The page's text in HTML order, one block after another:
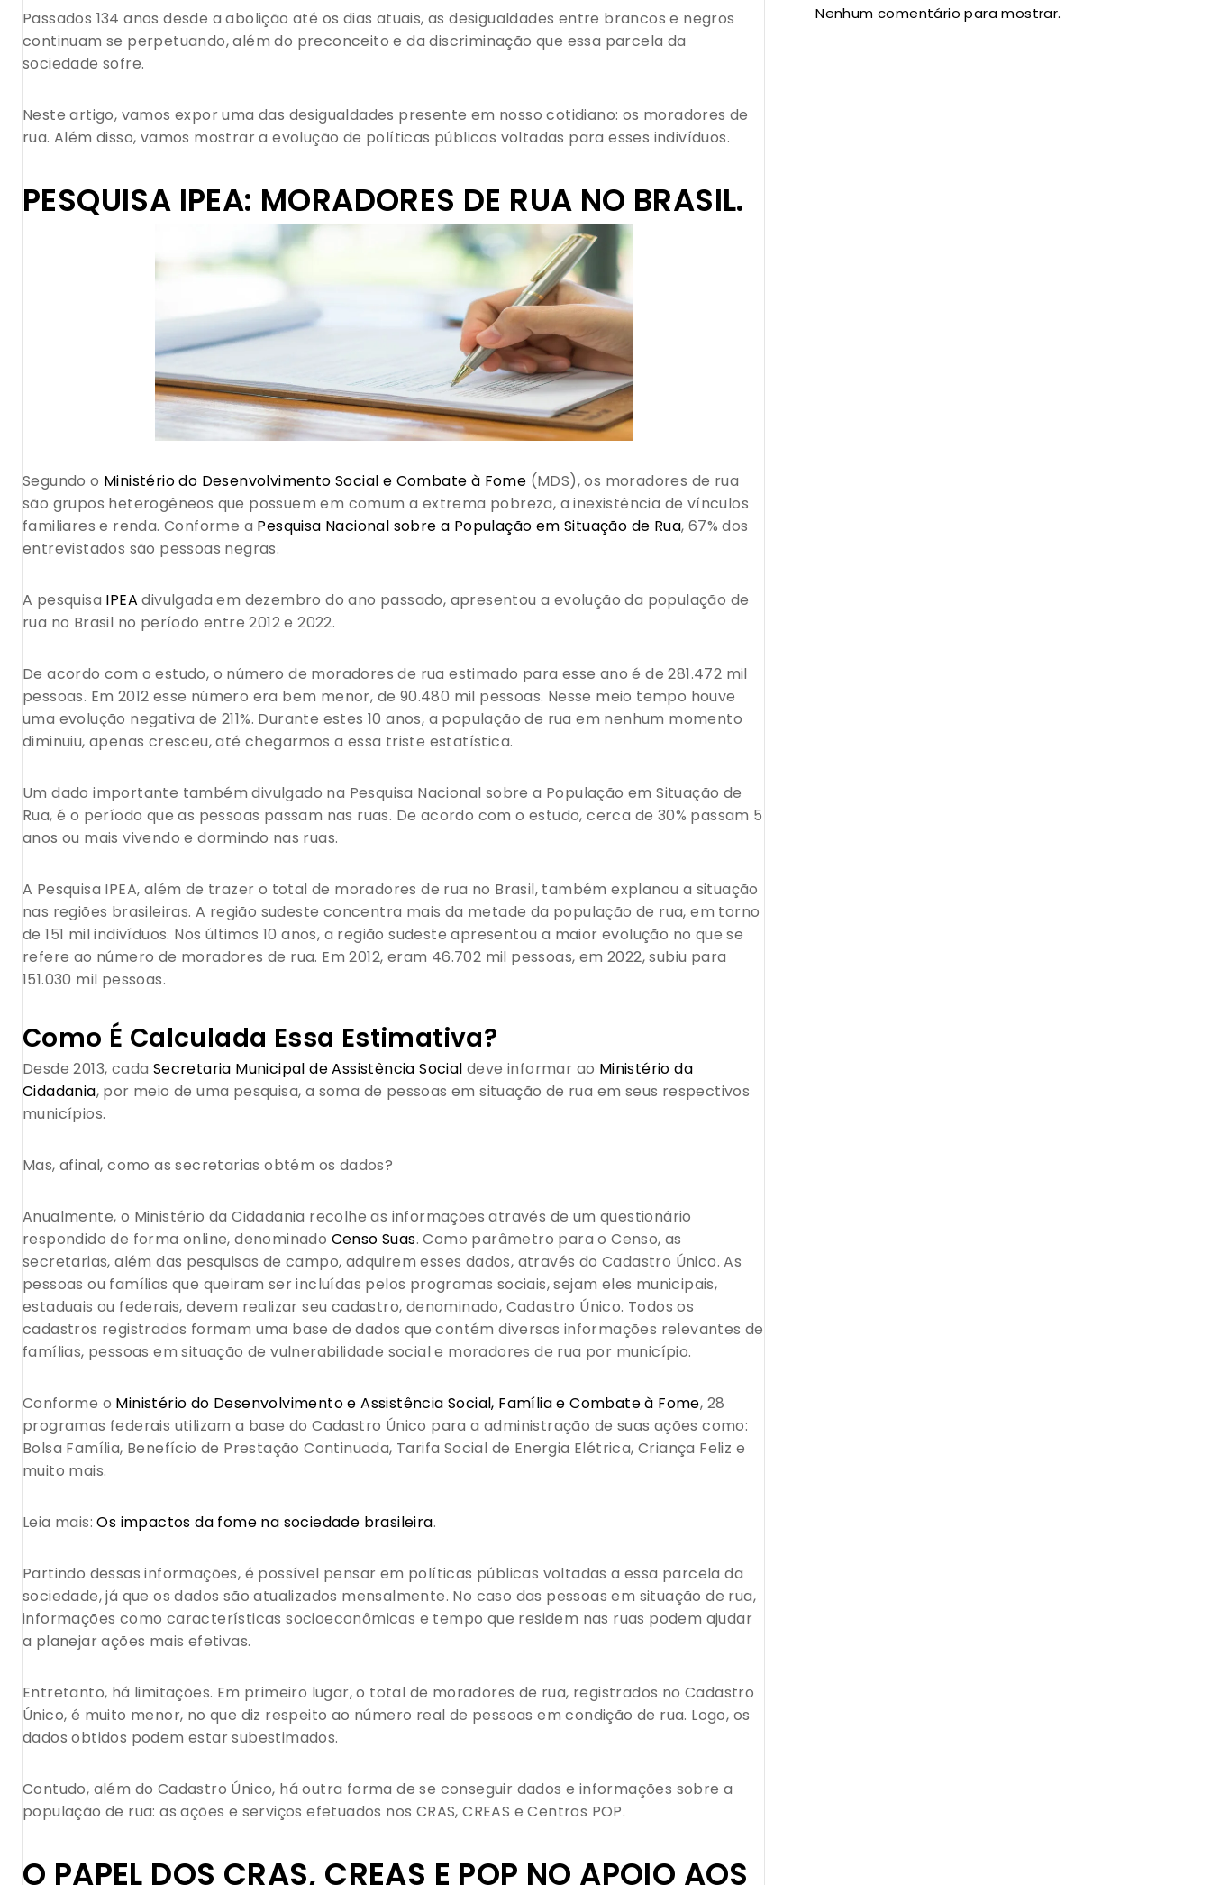
Passados 134 anos desde a abolição até os dias atuais, as desigualdades entre brancos e negros
continuam se perpetuando, além do preconceito e da discriminação que essa parcela da
sociedade sofre.
Neste artigo, vamos expor uma das desigualdades presente em nosso cotidiano: os moradores de
rua. Além disso, vamos mostrar a evolução de políticas públicas voltadas para esses indivíduos.
PESQUISA IPEA: MORADORES DE RUA NO BRASIL.
Segundo o Ministério do Desenvolvimento Social e Combate à Fome (MDS), os moradores de rua
são grupos heterogêneos que possuem em comum a extrema pobreza, a inexistência de vínculos
familiares e renda. Conforme a Pesquisa Nacional sobre a População em Situação de Rua, 67% dos
entrevistados são pessoas negras.
A pesquisa IPEA divulgada em dezembro do ano passado, apresentou a evolução da população de
rua no Brasil no período entre 2012 e 2022.
De acordo com o estudo, o número de moradores de rua estimado para esse ano é de 281.472 mil
pessoas. Em 2012 esse número era bem menor, de 90.480 mil pessoas. Nesse meio tempo houve
uma evolução negativa de 211%. Durante estes 10 anos, a população de rua em nenhum momento
diminuiu, apenas cresceu, até chegarmos a essa triste estatística.
Um dado importante também divulgado na Pesquisa Nacional sobre a População em Situação de
Rua, é o período que as pessoas passam nas ruas. De acordo com o estudo, cerca de 30% passam 5
anos ou mais vivendo e dormindo nas ruas.
A Pesquisa IPEA, além de trazer o total de moradores de rua no Brasil, também explanou a situação
nas regiões brasileiras. A região sudeste concentra mais da metade da população de rua, em torno
de 151 mil indivíduos. Nos últimos 10 anos, a região sudeste apresentou a maior evolução no que se
refere ao número de moradores de rua. Em 2012, eram 46.702 mil pessoas, em 2022, subiu para
151.030 mil pessoas.
Como É Calculada Essa Estimativa?
Desde 2013, cada Secretaria Municipal de Assistência Social deve informar ao Ministério da
Cidadania, por meio de uma pesquisa, a soma de pessoas em situação de rua em seus respectivos
municípios.
Mas, afinal, como as secretarias obtêm os dados?
Anualmente, o Ministério da Cidadania recolhe as informações através de um questionário
respondido de forma online, denominado Censo Suas. Como parâmetro para o Censo, as
secretarias, além das pesquisas de campo, adquirem esses dados, através do Cadastro Único. As
pessoas ou famílias que queiram ser incluídas pelos programas sociais, sejam eles municipais,
estaduais ou federais, devem realizar seu cadastro, denominado, Cadastro Único. Todos os
cadastros registrados formam uma base de dados que contém diversas informações relevantes de
famílias, pessoas em situação de vulnerabilidade social e moradores de rua por município.
Conforme o Ministério do Desenvolvimento e Assistência Social, Família e Combate à Fome, 28
programas federais utilizam a base do Cadastro Único para a administração de suas ações como:
Bolsa Família, Benefício de Prestação Continuada, Tarifa Social de Energia Elétrica, Criança Feliz e
muito mais.
Leia mais:Os impactos da fome na sociedade brasileira.
Partindo dessas informações, é possível pensar em políticas públicas voltadas a essa parcela da
sociedade, já que os dados são atualizados mensalmente. No caso das pessoas em situação de rua,
informações como características socioeconômicas e tempo que residem nas ruas podem ajudar
a planejar ações mais efetivas.
Entretanto, há limitações. Em primeiro lugar, o total de moradores de rua, registrados no Cadastro
Único, é muito menor, no que diz respeito ao número real de pessoas em condição de rua. Logo, os
dados obtidos podem estar subestimados.
Contudo, além do Cadastro Único, há outra forma de se conseguir dados e informações sobre a
população de rua: as ações e serviços efetuados nos CRAS, CREAS e Centros POP.
O PAPEL DOS CRAS, CREAS E POP NO APOIO AOS
Nenhum comentário para mostrar.